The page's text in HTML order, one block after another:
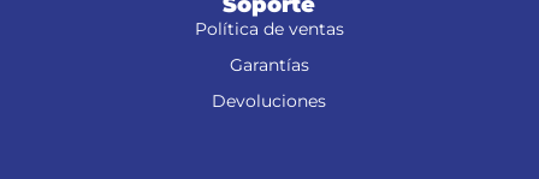
Política de ventas
Garantías
Devoluciones